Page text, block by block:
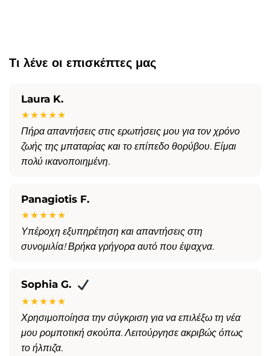
Τι λένε οι επισκέπτες μας
Laura K.
★★★★★
Πήρα απαντήσεις στις ερωτήσεις μου για τον χρόνο
ζωής της μπαταρίας και το επίπεδο θορύβου. Είμαι
πολύ ικανοποιημένη.
Panagiotis F.
★★★★★
Υπέροχη εξυπηρέτηση και απαντήσεις στη
συνομιλία! Βρήκα γρήγορα αυτό που έψαχνα.
Sophia G.
★★★★★
Χρησιμοποίησα την σύγκριση για να επιλέξω τη νέα
μου ρομποτική σκούπα. Λειτούργησε ακριβώς όπως
το ήλπιζα.